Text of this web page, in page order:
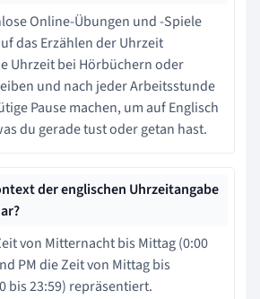
Online-Übungen und -Spiele
das Erzählen der Uhrzeit
Uhrzeit bei Hörbüchern oder
und nach jeder Arbeitsstunde
Pause machen, um auf Englisch
du gerade tust oder getan hast.
der englischen Uhrzeitangabe
von Mitternacht bis Mittag (0:00
PM die Zeit von Mittag bis
bis 23:59) repräsentiert.